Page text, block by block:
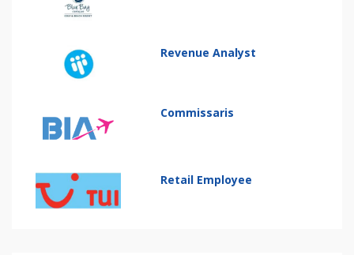
Revenue Analyst
Commissaris
Retail Employee